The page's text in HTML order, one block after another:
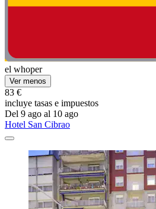
el whoper
Ver menos
83 €
incluye tasas e impuestos
Del 9 ago al 10 ago
Hotel San Cibrao